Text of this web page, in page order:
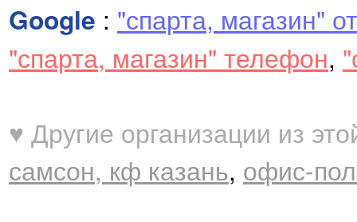
Google : "спарта, магазин"
"спарта, магазин" телефон,
♥ Другие организации из
самсон, кф казань, офис-